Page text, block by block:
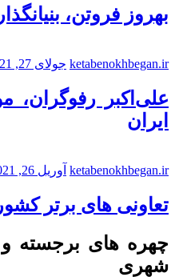
بهروز فروتن،
ketabenokhbegan.ir جولای 27, 2021
علی‌اکبر رفوگران،
ایران
ketabenokhbegan.ir آوریل 26, 2021
تعاونی های برتر کشور
چهره های برجسته
شهری